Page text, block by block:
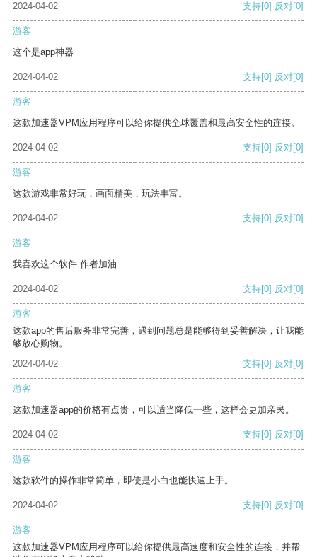
2024-04-02
支持[0] 反对[0]
游客
这个是app神器
2024-04-02 支持[0] 反对[0]
游客
这款加速器VPM应用程序可以给你提供全球覆盖和最高安全性的连接。
2024-04-02 支持[0] 反对[0]
游客
这款游戏非常好玩，画面精美，玩法丰富。
2024-04-02 支持[0] 反对[0]
游客
我喜欢这个软件 作者加油
2024-04-02 支持[0] 反对[0]
游客
这款app的售后服务非常完善，遇到问题总是能够得到妥善解决，让我能
够放心购物。
2024-04-02
支持[0] 反对[0]
游客
这款加速器app的价格有点贵，可以适当降低一些，这样会更加亲民。
2024-04-02 支持[0] 反对[0]
游客
这款软件的操作非常简单，即使是小白也能快速上手。
2024-04-02 支持[0] 反对[0]
游客
这款加速器VPM应用程序可以给你提供最高速度和安全性的连接，并帮